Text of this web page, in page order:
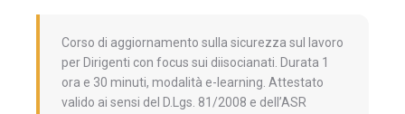
Corso di aggiornamento sulla sicurezza sul lavoro
per Dirigenti con focus sui diisocianati. Durata 1
ora e 30 minuti, modalità e-learning. Attestato
valido ai sensi del D.Lgs. 81/2008 e dell’ASR